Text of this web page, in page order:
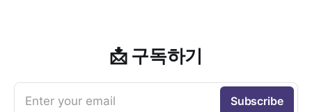
📩 구독하기
Enter your email Subscribe